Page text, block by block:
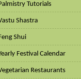
Tutorials
Shastra
Shui
Festival Calendar
Restaurants